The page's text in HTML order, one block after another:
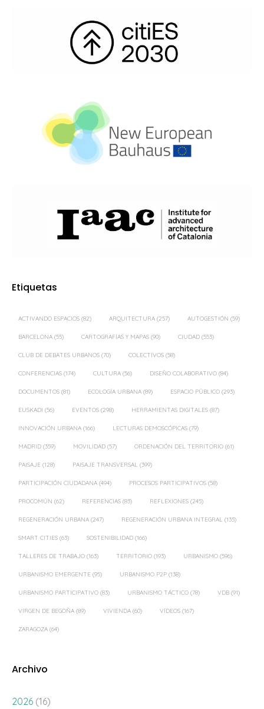
Etiquetas
ACTIVANDO ESPACIOS (82) ARQUITECTURA (257) AUTOGESTIÓN (59)
BARCELONA (55) CARTOGRAFÍAS Y MAPAS (90) CIUDAD (553)
CLUB DE DEBATES URBANOS (70) COLECTIVOS (58)
CONFERENCIAS (174) CULTURA (56) DISEÑO COLABORATIVO (84)
DOCUMENTOS (81) ECOLOGÍA URBANA (89) ESPACIO PÚBLICO (293)
EUSKADI (56) EVENTOS (298) HERRAMIENTAS DIGITALES (87)
INNOVACIÓN URBANA (166) LECTURAS DEMOSCÓPICAS (79)
MADRID (359) MOVILIDAD (57) ORDENACIÓN DEL TERRITORIO (61)
PAISAJE (128) PAISAJE TRANSVERSAL (399)
PARTICIPACIÓN CIUDADANA (494) PROCESOS PARTICIPATIVOS (58)
PROCOMÚN (62) REFERENCIAS (83) REFLEXIONES (245)
REGENERACIÓN URBANA (247) REGENERACIÓN URBANA INTEGRAL (135)
SMART CITIES (63) SOSTENIBILIDAD (166)
TALLERES DE TRABAJO (163) TERRITORIO (193) URBANISMO (596)
URBANISMO EMERGENTE (95) URBANISMO P2P (138)
URBANISMO PARTICIPATIVO (83) URBANISMO TÁCTICO (78) VDB (91)
VIRGEN DE BEGOÑA (89) VIVIENDA (60) VÍDEOS (167)
ZARAGOZA (64)
Archivo
2026 (16)